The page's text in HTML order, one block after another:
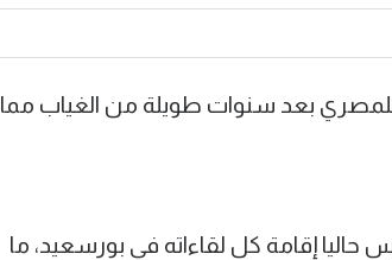
بعد سنوات طويلة من الغياب مما
إقامة كل لقاءاته في بورسعيد، ما